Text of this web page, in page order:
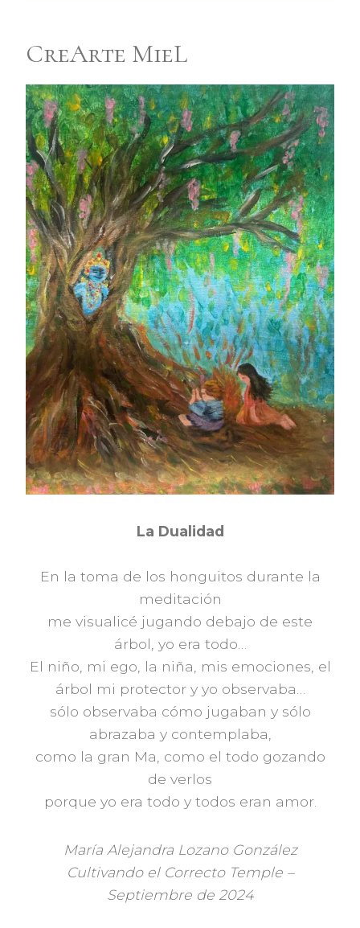
CreArte MieL
La Dualidad
En la toma de los honguitos durante la
meditación
me visualicé jugando debajo de este
árbol, yo era todo…
El niño, mi ego, la niña, mis emociones, el
árbol mi protector y yo observaba…
sólo observaba cómo jugaban y sólo
abrazaba y contemplaba,
como la gran Ma, como el todo gozando
de verlos
porque yo era todo y todos eran amor.
María Alejandra Lozano González
Cultivando el Correcto Temple –
Septiembre de 2024